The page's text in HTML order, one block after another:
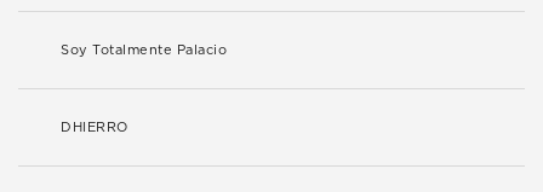
Soy Totalmente Palacio
DHIERRO